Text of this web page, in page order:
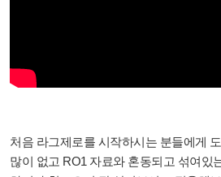
처음 라그제로를 시작하시는 분들에게
많이 없고 RO1 자료와 혼동되고 섞여있